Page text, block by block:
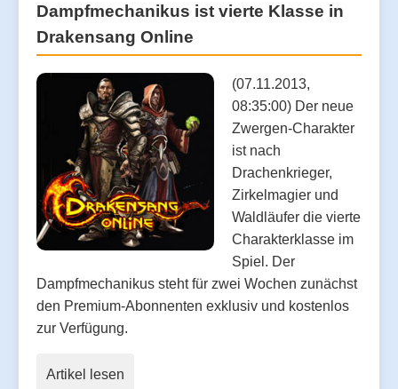
Dampfmechanikus ist vierte Klasse in
Drakensang Online
(07.11.2013,
08:35:00) Der neue
Zwergen-Charakter
ist nach
Drachenkrieger,
Zirkelmagier und
Waldläufer die vierte
Charakterklasse im
Spiel. Der
Dampfmechanikus steht für zwei Wochen zunächst
den Premium-Abonnenten exklusiv und kostenlos
zur Verfügung.
Artikel lesen